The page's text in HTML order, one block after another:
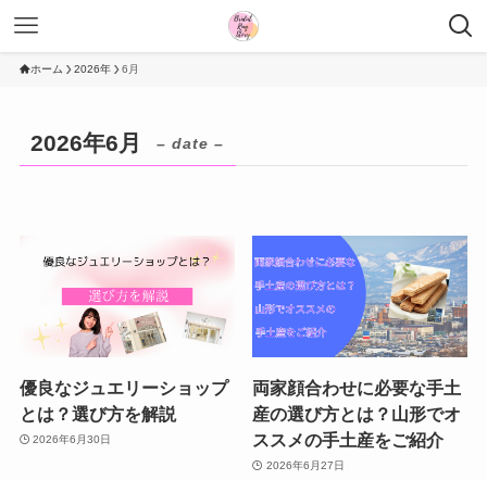
ホーム 2026年 6月
2026年6月 – date –
優良なジュエリーショップ
とは？選び方を解説
2026年6月30日
両家顔合わせに必要な手土
産の選び方とは？山形でオ
ススメの手土産をご紹介
2026年6月27日